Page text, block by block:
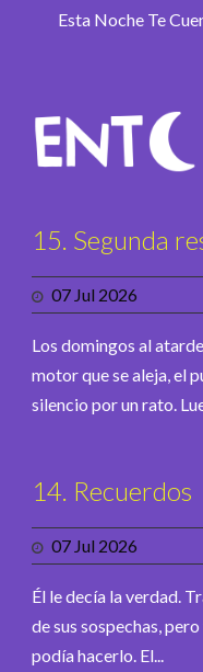
Esta Noche Te
15. Segunda
07 Jul 2026
Los domingos al
motor que se aleja, el
silencio por un rato.
14. Recuerdos
07 Jul 2026
Él le decía la verdad.
de sus sospechas,
podía hacerlo. El...